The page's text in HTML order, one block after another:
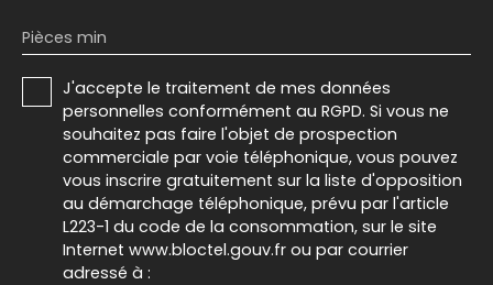
Pièces min
J'accepte le traitement de mes données
personnelles conformément au RGPD. Si vous ne
souhaitez pas faire l'objet de prospection
commerciale par voie téléphonique, vous pouvez
vous inscrire gratuitement sur la liste d'opposition
au démarchage téléphonique, prévu par l'article
L223-1 du code de la consommation, sur le site
Internet www.bloctel.gouv.fr ou par courrier
adressé à :